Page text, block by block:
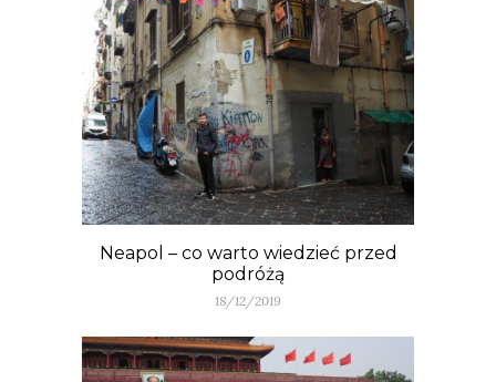
Neapol – co warto wiedzieć przed
podróżą
18/12/2019